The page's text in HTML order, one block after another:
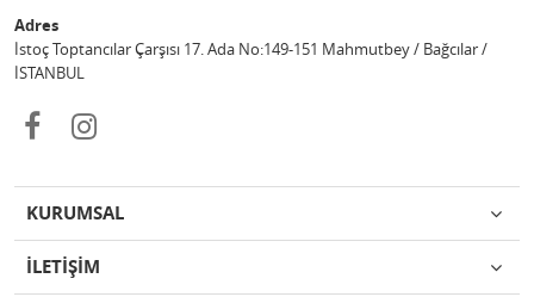
Adres
İstoç Toptancılar Çarşısı 17. Ada No:149-151 Mahmutbey / Bağcılar /
İSTANBUL
KURUMSAL
İLETİŞİM